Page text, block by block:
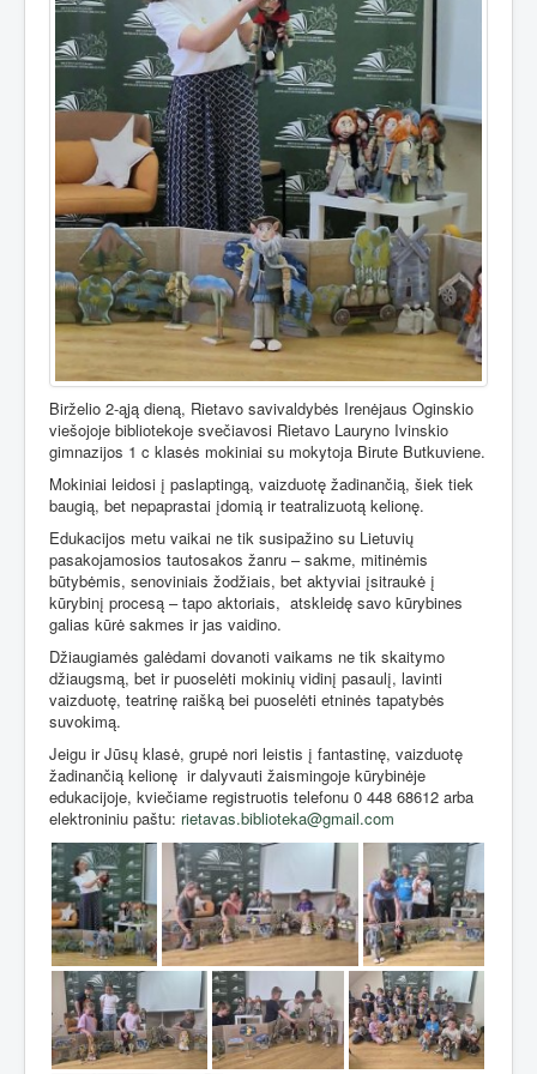
Birželio 2-ąją dieną, Rietavo savivaldybės Irenėjaus Oginskio
viešojoje bibliotekoje svečiavosi Rietavo Lauryno Ivinskio
gimnazijos 1 c klasės mokiniai su mokytoja Birute Butkuviene.
Mokiniai leidosi į paslaptingą, vaizduotę žadinančią, šiek tiek
baugią, bet nepaprastai įdomią ir teatralizuotą kelionę.
Edukacijos metu vaikai ne tik susipažino su Lietuvių
pasakojamosios tautosakos žanru – sakme, mitinėmis
būtybėmis, senoviniais žodžiais, bet aktyviai įsitraukė į
kūrybinį procesą – tapo aktoriais, atskleidę savo kūrybines
galias kūrė sakmes ir jas vaidino.
Džiaugiamės galėdami dovanoti vaikams ne tik skaitymo
džiaugsmą, bet ir puoselėti mokinių vidinį pasaulį, lavinti
vaizduotę, teatrinę raišką bei puoselėti etninės tapatybės
suvokimą.
Jeigu ir Jūsų klasė, grupė nori leistis į fantastinę, vaizduotę
žadinančią kelionę ir dalyvauti žaismingoje kūrybinėje
edukacijoje, kviečiame registruotis telefonu 0 448 68612 arba
elektroniniu paštu: rietavas.biblioteka@gmail.com